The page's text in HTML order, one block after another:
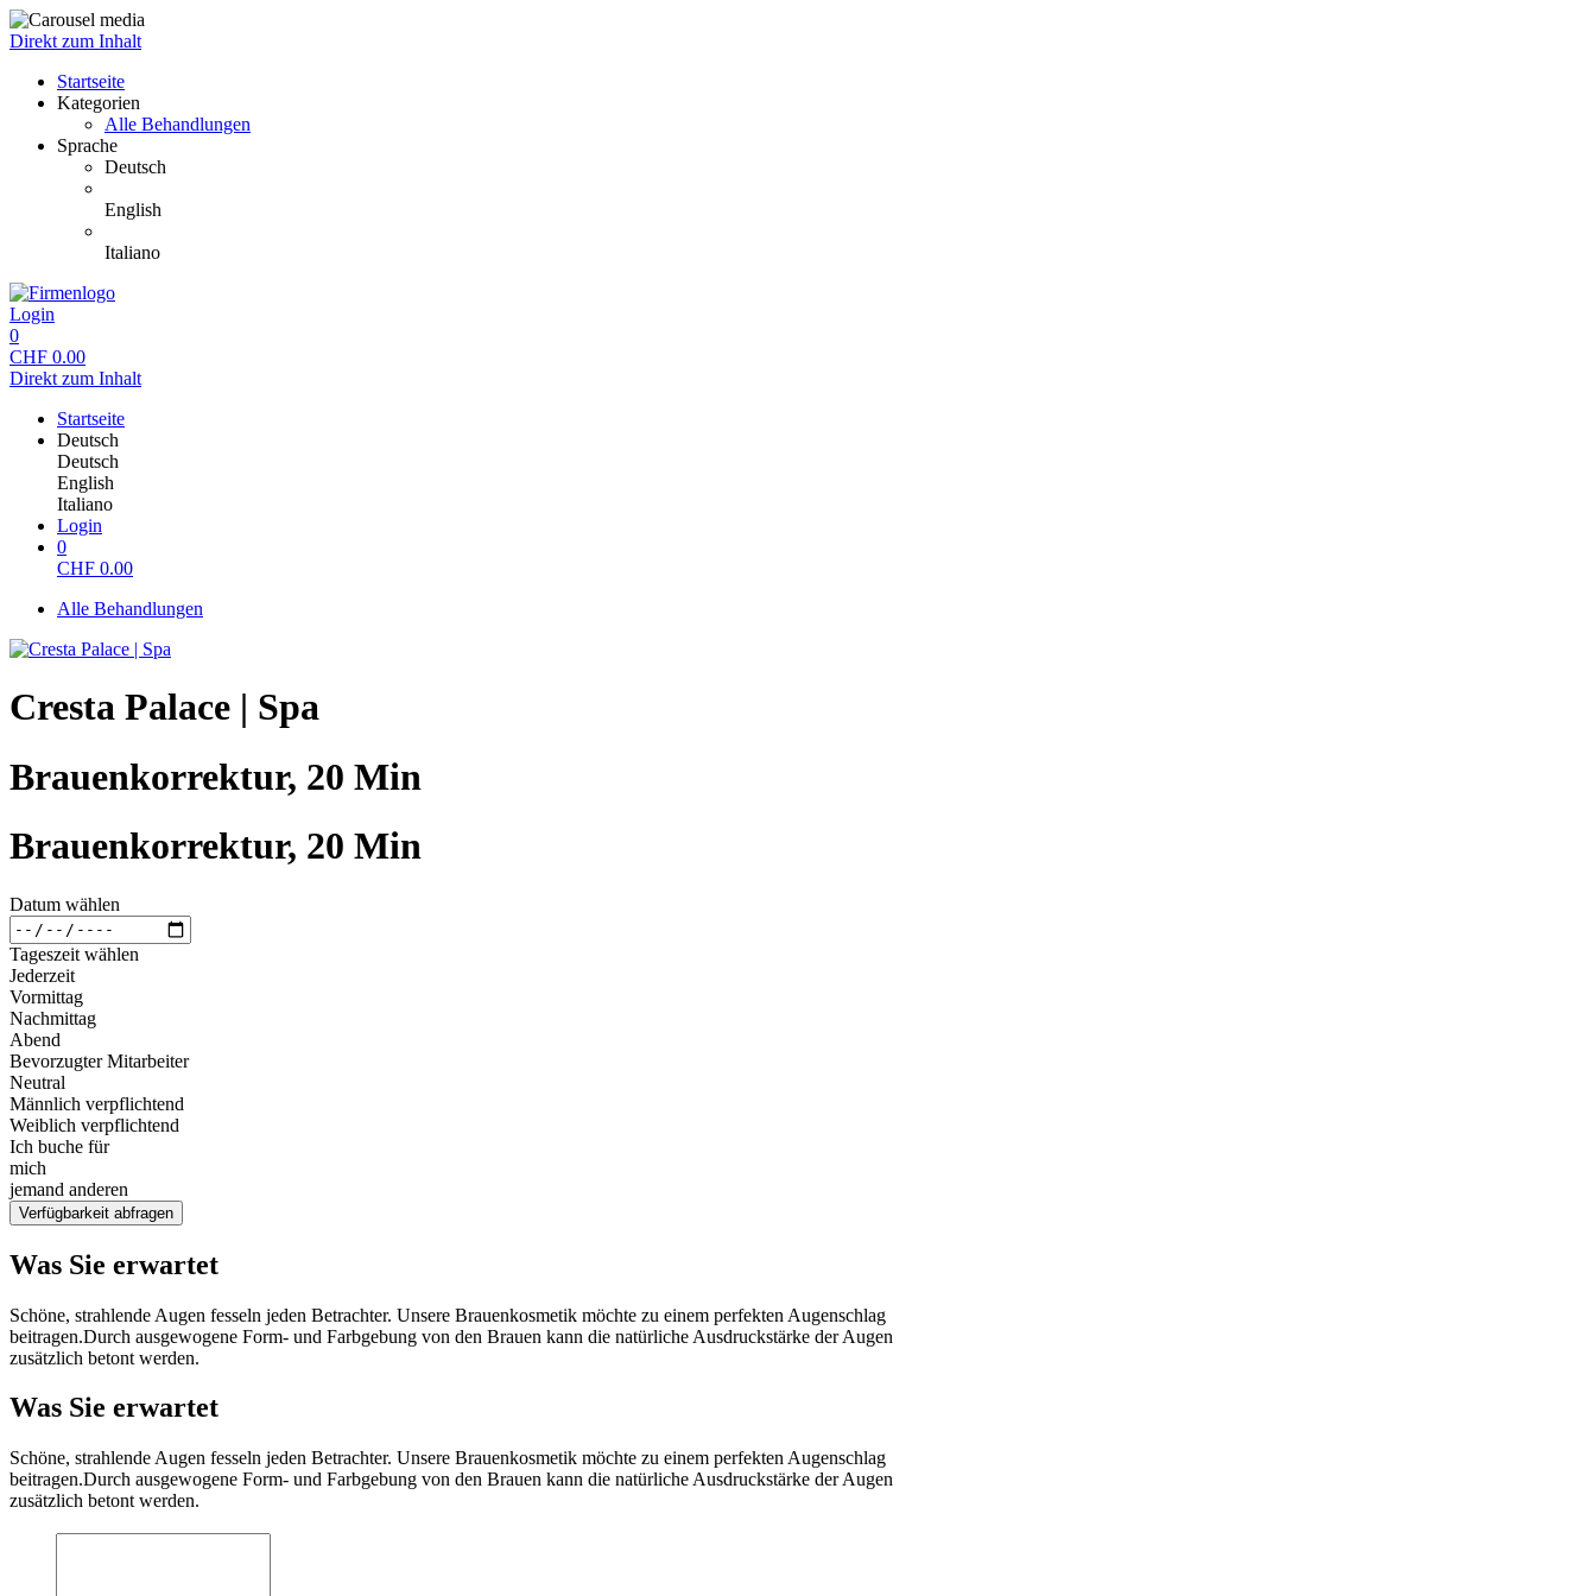
Direkt zum Inhalt
Startseite
Kategorien
Alle Behandlungen
Sprache
Deutsch
English
Italiano
Login
0
CHF 0.00
Direkt zum Inhalt
Startseite
Deutsch
Deutsch
English
Italiano
Login
0
CHF 0.00
Alle Behandlungen
Cresta Palace | Spa
Brauenkorrektur, 20 Min
Brauenkorrektur, 20 Min
Datum wählen
Tageszeit wählen
Jederzeit
Vormittag
Nachmittag
Abend
Bevorzugter Mitarbeiter
Neutral
Männlich verpflichtend
Weiblich verpflichtend
Ich buche für
mich
jemand anderen
Verfügbarkeit abfragen
Was Sie erwartet
Schöne, strahlende Augen fesseln jeden Betrachter. Unsere Brauenkosmetik möchte zu einem perfekten Augenschlag
beitragen.Durch ausgewogene Form- und Farbgebung von den Brauen kann die natürliche Ausdruckstärke der Augen
zusätzlich betont werden.
Was Sie erwartet
Schöne, strahlende Augen fesseln jeden Betrachter. Unsere Brauenkosmetik möchte zu einem perfekten Augenschlag
beitragen.Durch ausgewogene Form- und Farbgebung von den Brauen kann die natürliche Ausdruckstärke der Augen
zusätzlich betont werden.